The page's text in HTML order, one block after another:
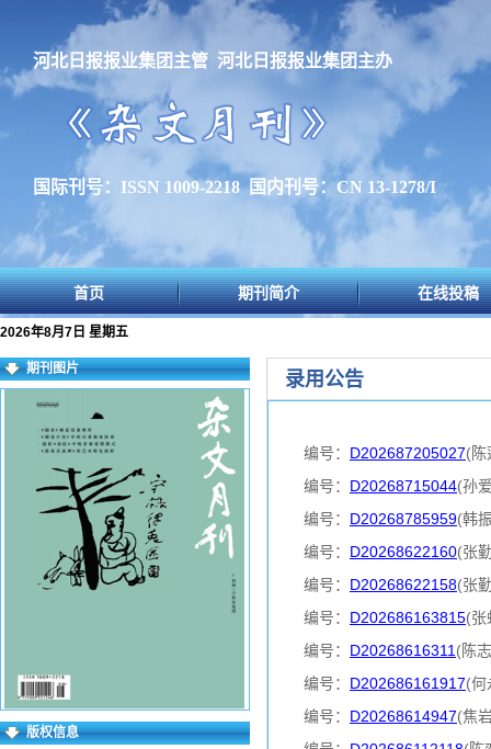
河北日报报业集团主管 河北日报报业集团主办
国际刊号：ISSN 1009-2218 国内刊号：CN 13-1278/I
首页 期刊简介 在线投稿
2026年8月7日 星期五
期刊图片
版权信息
录用公告
编号： D202687205027(
编号： D20268715044(孙
编号： D20268785959(韩
编号： D20268622160(张
编号： D20268622158(张
编号： D202686163815(
编号： D20268616311 (陈
编号： D202686161917(
编号： D20268614947(焦